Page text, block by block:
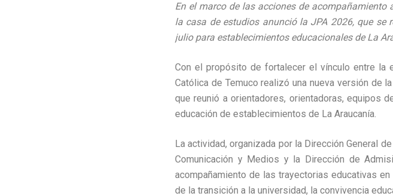
En el marco de las acciones de
la casa de estudios anunció la JPA 2026, que se
julio para establecimientos educacionales de La
Con el propósito de fortalecer el vínculo entre la
Católica de Temuco realizó una nueva versión de
que reunió a orientadores, orientadoras, equipos
educación de establecimientos de La Araucanía.
La actividad, organizada por la Dirección General
Comunicación y Medios y la Dirección de
acompañamiento de las trayectorias educativas
de la transición a la universidad, la convivencia